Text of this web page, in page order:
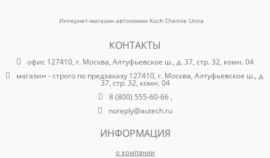
Интернет-магазин автохимии Koch Chemie Unna
КОНТАКТЫ
офис 127410, г. Москва, Алтуфьевское ш., д. 37, стр. 32, комн. 04
магазин - строго по предзаказу 127410, г. Москва, Алтуфьевское ш., д.
37, стр. 32, комн. 04
8 (800) 555-60-66 ,
noreply@autech.ru
ИНФОРМАЦИЯ
о компании